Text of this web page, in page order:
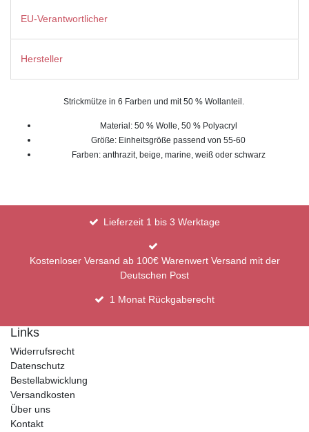
EU-Verantwortlicher
Hersteller
Strickmütze in 6 Farben und mit 50 % Wollanteil.
Material: 50 % Wolle, 50 % Polyacryl
Größe: Einheitsgröße passend von 55-60
Farben: anthrazit, beige, marine, weiß oder schwarz
Lieferzeit 1 bis 3 Werktage
Kostenloser Versand ab 100€ Warenwert Versand mit der
Deutschen Post
1 Monat Rückgaberecht
Links
Widerrufsrecht
Datenschutz
Bestellabwicklung
Versandkosten
Über uns
Kontakt